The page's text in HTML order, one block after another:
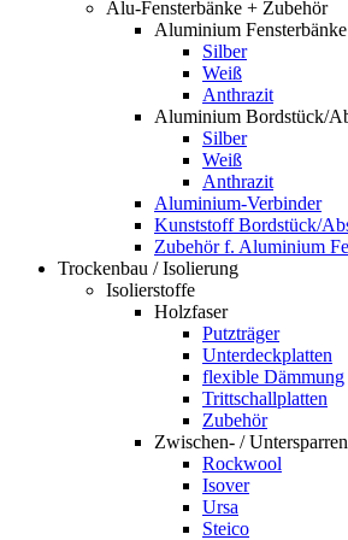
Alu-Fensterbänke + Zubehör
Aluminium Fensterbänke
Silber
Weiß
Anthrazit
Aluminium Bordstück/
Silber
Weiß
Anthrazit
Aluminium-Verbinder
Kunststoff Bordstück/
Zubehör f. Aluminium
Trockenbau / Isolierung
Isolierstoffe
Holzfaser
Putzträger
Unterdeckplatten
flexible Dämmung
Trittschallplatten
Zubehör
Zwischen- /
Rockwool
Isover
Ursa
Steico